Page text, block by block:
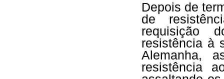
Depois de
de
requisição
resistência à
Alemanha,
resistência